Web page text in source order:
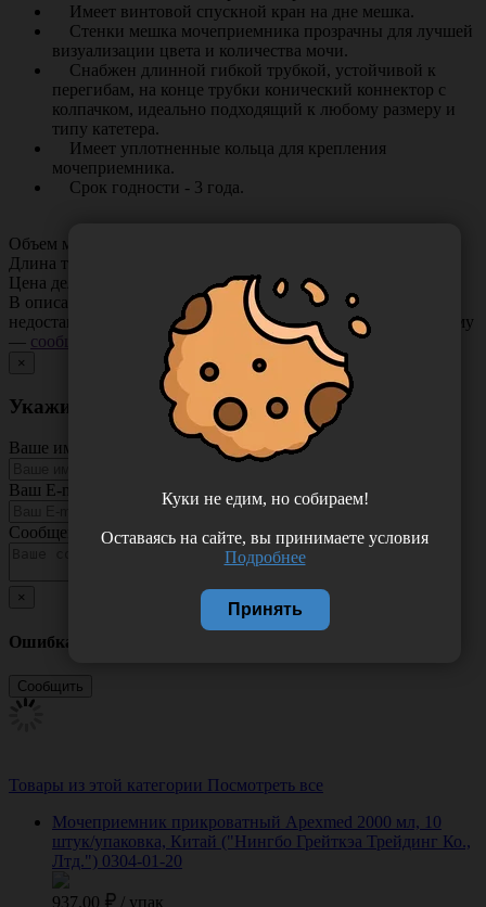
Имеет винтовой спускной кран на дне мешка.
Стенки мешка мочеприемника прозрачны для лучшей
визуализации цвета и количества мочи.
Снабжен длинной гибкой трубкой, устойчивой к
перегибам, на конце трубки конический коннектор с
колпачком, идеально подходящий к любому размеру и
типу катетера.
Имеет уплотненные кольца для крепления
мочеприемника.
Срок годности - 3 года.
Объем мочеприемника: 1000 мл
Длина трубки, мм: 900 ±20
Цена деления, мл: 50
В описании товара могут иметь место неточности или
недостающая информация. Если вы заметили такую проблему
— сообщите нам
×
Укажите неточность в описании товара
Ваше имя
Ваш E-mail
Сообщение
×
Ошибка
Товары из этой категории Посмотреть все
Мочеприемник прикроватный Apexmed 2000 мл, 10
штук/упаковка, Китай ("Нингбо Грейткэа Трейдинг Ко.,
Лтд.") 0304-01-20
937.00 / упак
Куки не едим, но собираем!
Оставаясь на сайте, вы принимаете условия
Подробнее
Принять